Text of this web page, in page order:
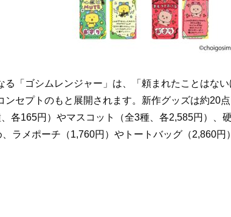
る「ゴシムレンジャー」は、「頼まれたことはな
ンセプトのもと展開されます。新作グッズは約20
各165円）やマスコット（全3種、各2,585円）、
ラメポーチ（1,760円）やトートバッグ（2,860円